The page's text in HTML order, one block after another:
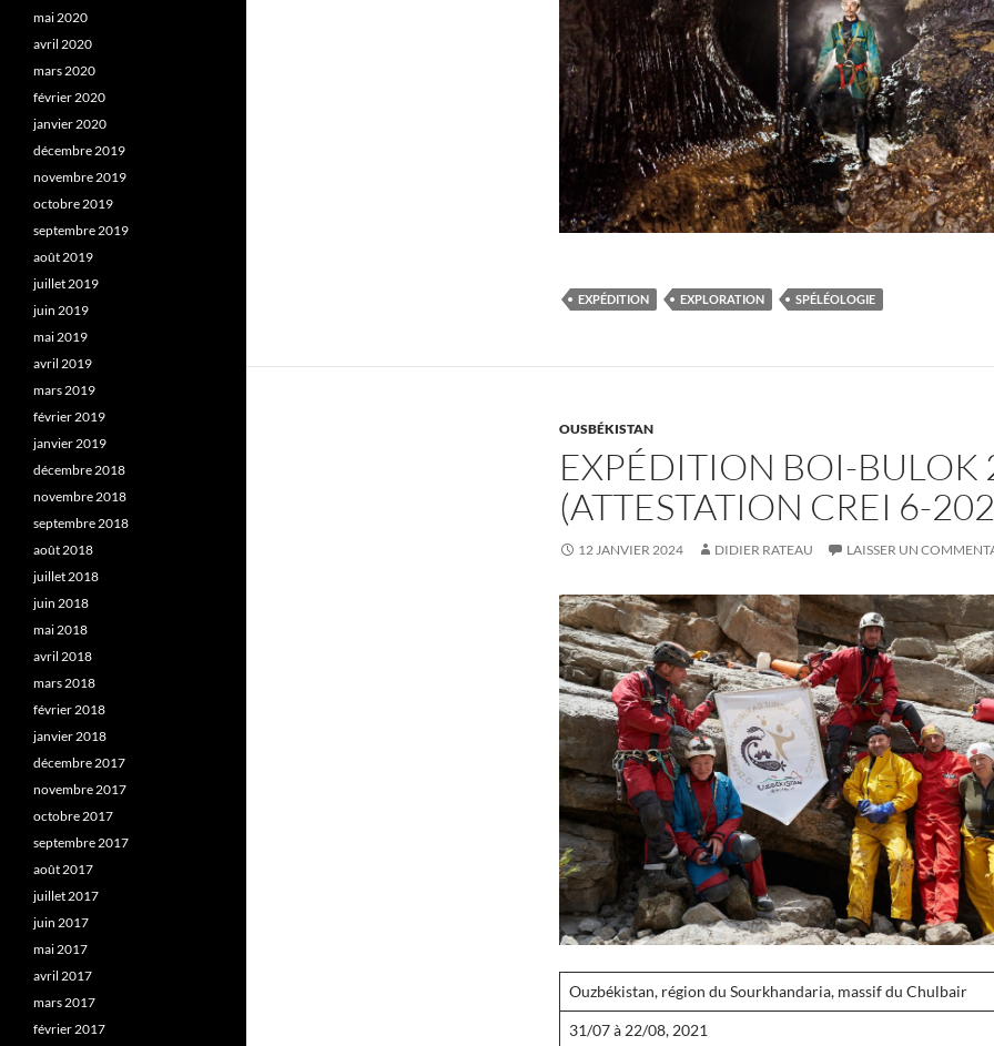
EXPÉDITION EXPLORATION SPÉLÉOLOGIE
OUSBÉKISTAN
EXPÉDITION BOI-BULOK
(ATTESTATION CREI 6-
12 JANVIER 2024 DIDIER RATEAU LAISSER UN
Ouzbékistan, région du Sourkhandaria, massif du Chulbair
31/07 à 22/08, 2021
mai 2020
avril 2020
mars 2020
février 2020
janvier 2020
décembre 2019
novembre 2019
octobre 2019
septembre 2019
août 2019
juillet 2019
juin 2019
mai 2019
avril 2019
mars 2019
février 2019
janvier 2019
décembre 2018
novembre 2018
septembre 2018
août 2018
juillet 2018
juin 2018
mai 2018
avril 2018
mars 2018
février 2018
janvier 2018
décembre 2017
novembre 2017
octobre 2017
septembre 2017
août 2017
juillet 2017
juin 2017
mai 2017
avril 2017
mars 2017
février 2017